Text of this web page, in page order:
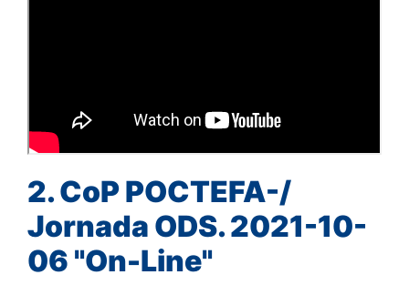
2. CoP POCTEFA-/
Jornada ODS. 2021-10-
06 "On-Line"